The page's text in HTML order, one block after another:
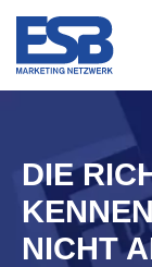
DIE
NICHT